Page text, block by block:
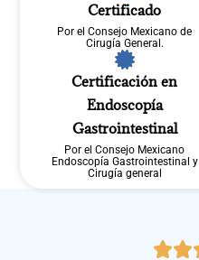
Certificado
Por el Consejo Mexicano de
Cirugía General.
Certificación en
Endoscopía
Gastrointestinal
Por el Consejo Mexicano
Endoscopía Gastrointestinal y
Cirugía general